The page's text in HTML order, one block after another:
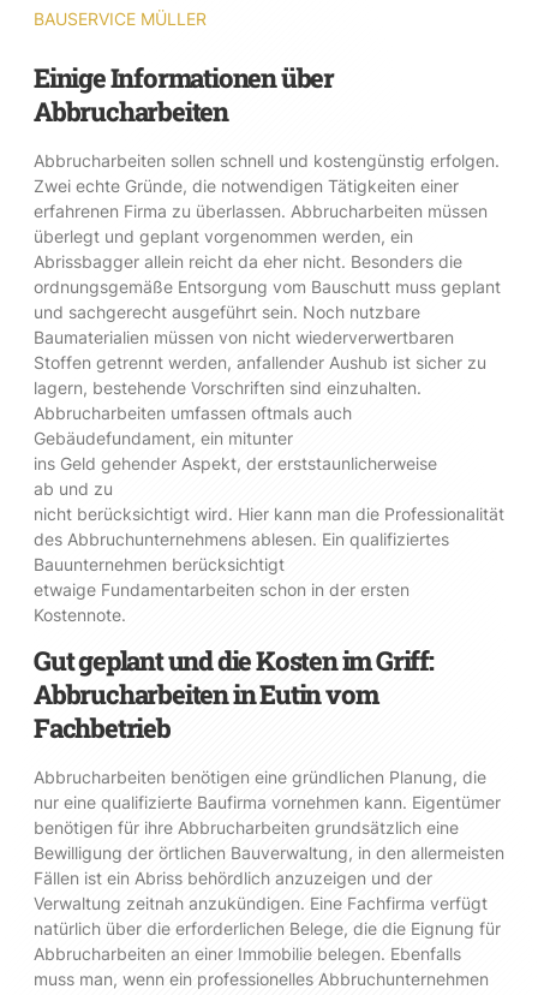
BAUSERVICE MÜLLER
Einige Informationen über
Abbrucharbeiten
Abbrucharbeiten sollen schnell und kostengünstig erfolgen.
Zwei echte Gründe, die notwendigen Tätigkeiten einer
erfahrenen Firma zu überlassen. Abbrucharbeiten müssen
überlegt und geplant vorgenommen werden, ein
Abrissbagger allein reicht da eher nicht. Besonders die
ordnungsgemäße Entsorgung vom Bauschutt muss geplant
und sachgerecht ausgeführt sein. Noch nutzbare
Baumaterialien müssen von nicht wiederverwertbaren
Stoffen getrennt werden, anfallender Aushub ist sicher zu
lagern, bestehende Vorschriften sind einzuhalten.
Abbrucharbeiten umfassen oftmals auch
Gebäudefundament, ein mitunter
ins Geld gehender Aspekt, der erststaunlicherweise
ab und zu
nicht berücksichtigt wird. Hier kann man die Professionalität
des Abbruchunternehmens ablesen. Ein qualifiziertes
Bauunternehmen berücksichtigt
etwaige Fundamentarbeiten schon in der ersten
Kostennote.
Gut geplant und die Kosten im Griff:
Abbrucharbeiten in Eutin vom
Fachbetrieb
Abbrucharbeiten benötigen eine gründlichen Planung, die
nur eine qualifizierte Baufirma vornehmen kann. Eigentümer
benötigen für ihre Abbrucharbeiten grundsätzlich eine
Bewilligung der örtlichen Bauverwaltung, in den allermeisten
Fällen ist ein Abriss behördlich anzuzeigen und der
Verwaltung zeitnah anzukündigen. Eine Fachfirma verfügt
natürlich über die erforderlichen Belege, die die Eignung für
Abbrucharbeiten an einer Immobilie belegen. Ebenfalls
muss man, wenn ein professionelles Abbruchunternehmen